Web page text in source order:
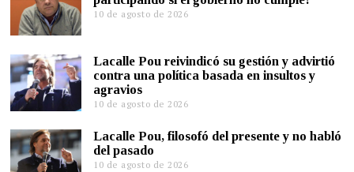
10 de agosto de 2026
Lacalle Pou reivindicó su gestión y advirtió
contra una política basada en insultos y
agravios
10 de agosto de 2026
Lacalle Pou, filosofó del presente y no habló
del pasado
10 de agosto de 2026